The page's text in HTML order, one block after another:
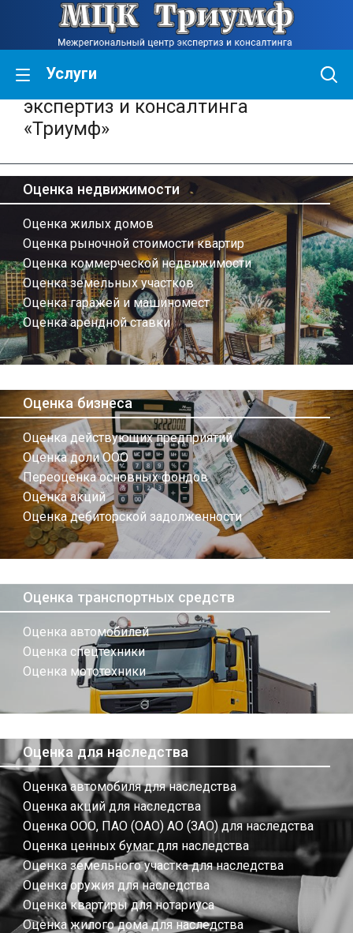
Услуги
Межрегиональный центр
экспертиз и консалтинга
«Триумф»
Оценка недвижимости
Оценка жилых домов
Оценка рыночной стоимости квартир
Оценка коммерческой недвижимости
Оценка земельных участков
Оценка гаражей и машиномест
Оценка арендной ставки
Оценка бизнеса
Оценка действующих предприятий
Оценка доли ООО
Переоценка основных фондов
Оценка акций
Оценка дебиторской задолженности
Оценка транспортных средств
Оценка автомобилей
Оценка спецтехники
Оценка мототехники
Оценка для наследства
Оценка автомобиля для наследства
Оценка акций для наследства
Оценка ООО, ПАО (ОАО) АО (ЗАО) для наследства
Оценка ценных бумаг для наследства
Оценка земельного участка для наследства
Оценка оружия для наследства
Оценка квартиры для нотариуса
Оценка жилого дома для наследства